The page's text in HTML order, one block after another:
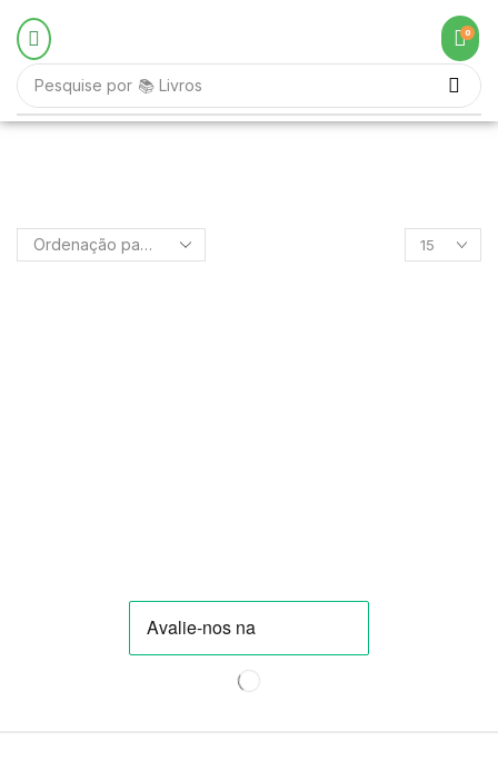
Pesquise por 📚 Livros
0